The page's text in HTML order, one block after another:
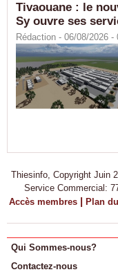
Tivaouane : le
Sy ouvre ses
Rédaction - 06/08/2026 -
Thiesinfo, Copyright Juin
Service Commercial:
Accès membres | Plan
Qui Sommes-nous?
Contactez-nous